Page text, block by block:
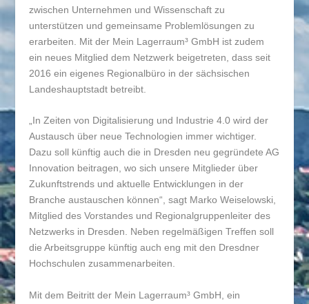
zwischen Unternehmen und Wissenschaft zu
unterstützen und gemeinsame Problemlösungen zu
erarbeiten. Mit der Mein Lagerraum³ GmbH ist zudem
ein neues Mitglied dem Netzwerk beigetreten, dass seit
2016 ein eigenes Regionalbüro in der sächsischen
Landeshauptstadt betreibt.
„In Zeiten von Digitalisierung und Industrie 4.0 wird der
Austausch über neue Technologien immer wichtiger.
Dazu soll künftig auch die in Dresden neu gegründete AG
Innovation beitragen, wo sich unsere Mitglieder über
Zukunftstrends und aktuelle Entwicklungen in der
Branche austauschen können“, sagt Marko Weiselowski,
Mitglied des Vorstandes und Regionalgruppenleiter des
Netzwerks in Dresden. Neben regelmäßigen Treffen soll
die Arbeitsgruppe künftig auch eng mit den Dresdner
Hochschulen zusammenarbeiten.
Mit dem Beitritt der Mein Lagerraum³ GmbH, ein